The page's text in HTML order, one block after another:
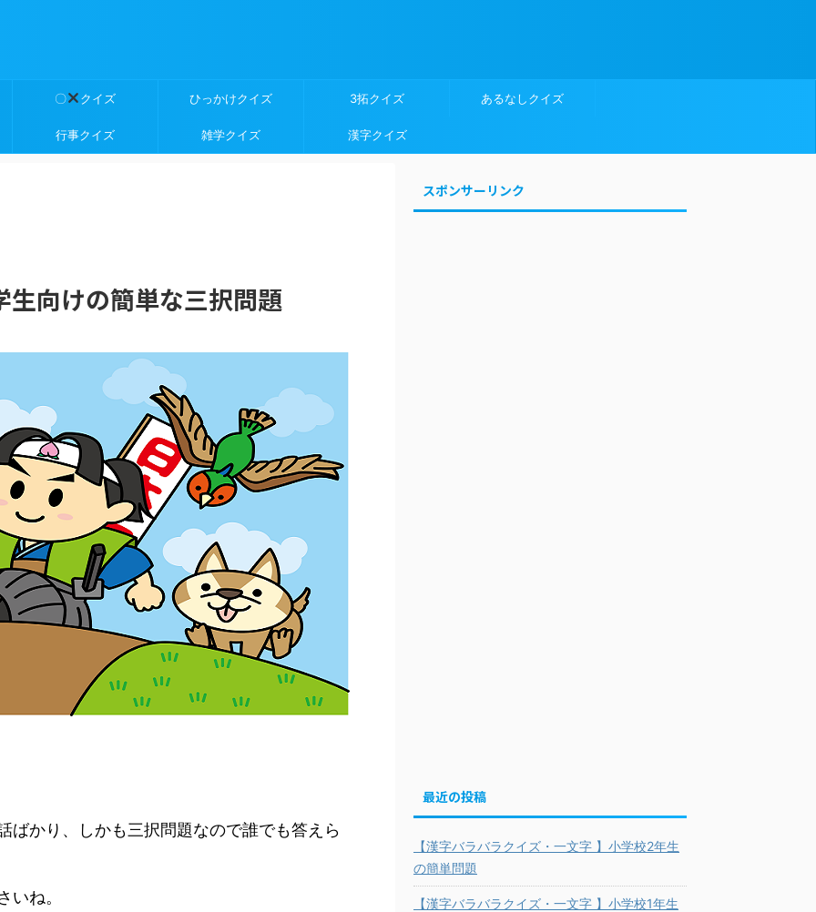
〇 クイズ ひっかけクイズ 3拓クイズ あるなしクイズ
行事クイズ 雑学クイズ 漢字クイズ
向けの簡単な三択問題
ばかり、しかも三択問題なので誰でも答えら
いね。
スポンサーリンク
最近の投稿
【漢字バラバラクイズ・一文字 】小学校2年生
の簡単問題
【漢字バラバラクイズ・一文字 】小学校1年生